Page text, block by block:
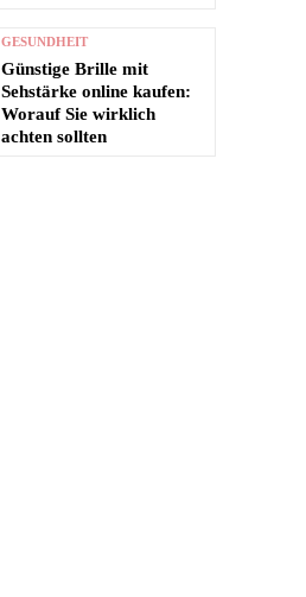
GESUNDHEIT
Günstige Brille mit
Sehstärke online kaufen:
Worauf Sie wirklich
achten sollten